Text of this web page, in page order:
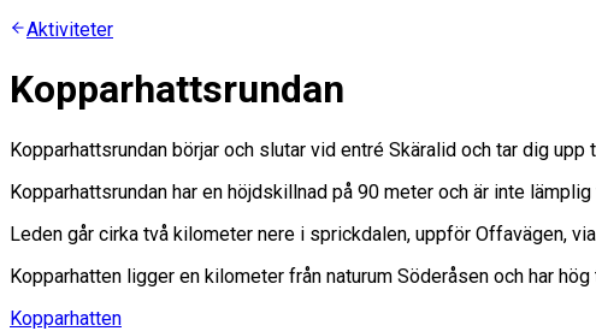
Aktiviteter
Kopparhattsrundan
Kopparhattsrundan börjar och slutar vid entré Skäralid och tar dig
Kopparhattsrundan har en höjdskillnad på 90 meter och är inte
Leden går cirka två kilometer nere i sprickdalen, uppför Offavägen,
Kopparhatten ligger en kilometer från naturum Söderåsen och har
Kopparhatten